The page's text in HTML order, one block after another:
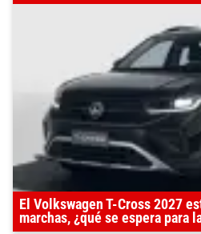
El Volkswagen T-Cross 2027
marchas, ¿qué se espera para